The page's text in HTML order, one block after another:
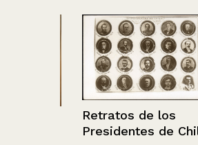
Retratos de los
Presidentes de Chile